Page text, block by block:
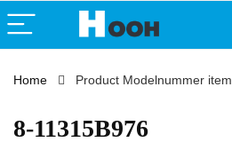
Home Product Modelnummer item
‎8-11315B976